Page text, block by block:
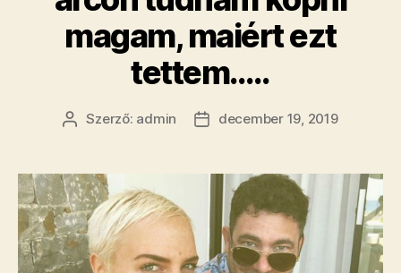
magam, maiért ezt
tettem…..
Bejegyzés
Szerző: admin
Bejegyzés
december 19, 2019